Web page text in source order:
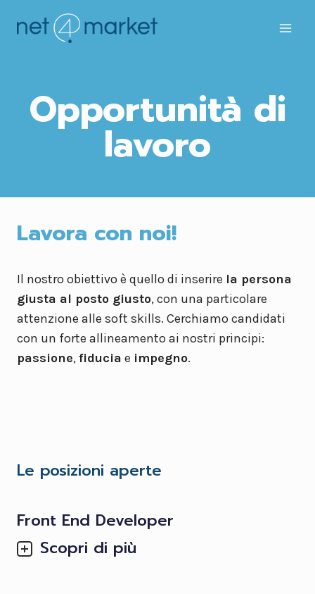
Opportunità di
lavoro
Lavora con noi!
Il nostro obiettivo è quello di inserire la persona
giusta al posto giusto, con una particolare
attenzione alle soft skills. Cerchiamo candidati
con un forte allineamento ai nostri principi:
passione,fiducia e impegno.
Le posizioni aperte
Front End Developer
Scopri di più